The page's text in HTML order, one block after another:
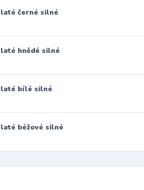
černé silné
hnědé silné
bílé silné
béžové silné